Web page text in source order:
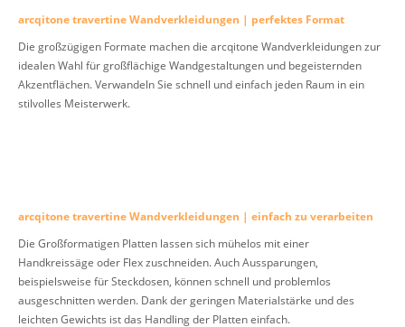
arcqitone travertine Wandverkleidungen | perfektes Format
Die großzügigen Formate machen die arcqitone Wandverkleidungen zur
idealen Wahl für großflächige Wandgestaltungen und begeisternden
Akzentflächen. Verwandeln Sie schnell und einfach jeden Raum in ein
stilvolles Meisterwerk.
arcqitone travertine Wandverkleidungen | einfach zu verarbeiten
Die Großformatigen Platten lassen sich mühelos mit einer
Handkreissäge oder Flex zuschneiden. Auch Aussparungen,
beispielsweise für Steckdosen, können schnell und problemlos
ausgeschnitten werden. Dank der geringen Materialstärke und des
leichten Gewichts ist das Handling der Platten einfach.